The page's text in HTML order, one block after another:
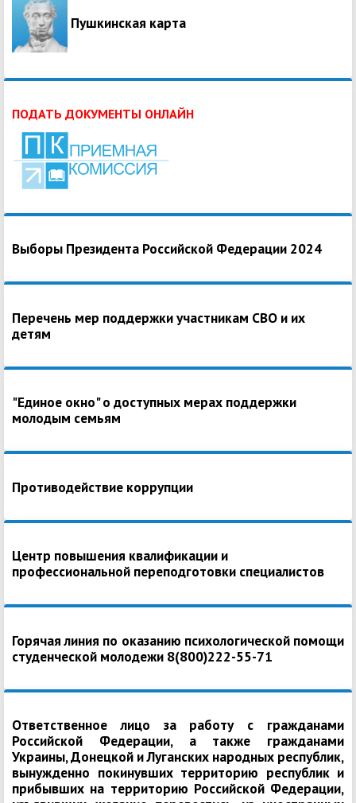
Пушкинская карта
ПОДАТЬ ДОКУМЕНТЫ ОНЛАЙН
Выборы Президента Российской Федерации 2024
Перечень мер поддержки участникам СВО и их
детям
"Единое окно" о доступных мерах поддержки
молодым семьям
Противодействие коррупции
Центр повышения квалификации и
профессиональной переподготовки специалистов
Горячая линия по оказанию психологической помощи
студенческой молодежи 8(800)222-55-71
Ответственное лицо за работу с гражданами
Российской Федерации, а также гражданами
Украины, Донецкой и Луганских народных республик,
вынужденно покинувших территорию республик и
прибывших на территорию Российской Федерации,